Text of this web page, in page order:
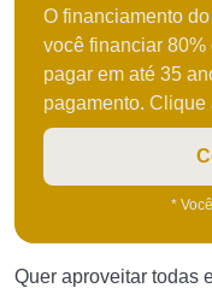
O financiamento
você financiar
pagar em até 35
pagamento.
*
Quer aproveitar todas